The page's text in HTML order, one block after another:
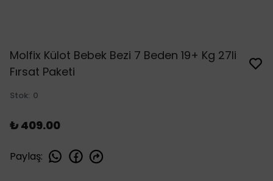
Molfix Külot Bebek Bezi 7 Beden 19+ Kg 27li
Fırsat Paketi
Stok: 0
₺ 409.00
Paylaş: